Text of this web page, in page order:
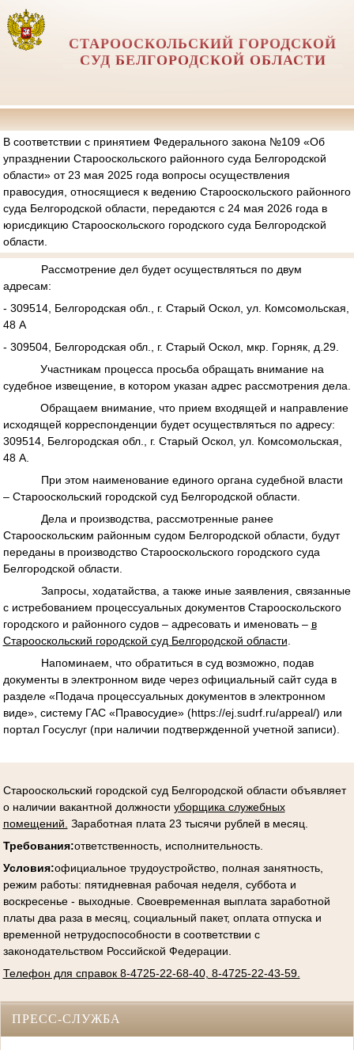
СТАРООСКОЛЬСКИЙ ГОРОДСКОЙ
СУД БЕЛГОРОДСКОЙ ОБЛАСТИ
В соответствии с принятием Федерального закона №109 «Об
упразднении Старооскольского районного суда Белгородской
области» от 23 мая 2025 года вопросы осуществления
правосудия, относящиеся к ведению Старооскольского районного
суда Белгородской области, передаются с 24 мая 2026 года в
юрисдикцию Старооскольского городского суда Белгородской
области.
Рассмотрение дел будет осуществляться по двум
адресам:
- 309514, Белгородская обл., г. Старый Оскол, ул. Комсомольская,
48 А
- 309504, Белгородская обл., г. Старый Оскол, мкр. Горняк, д.29.
Участникам процесса просьба обращать внимание на
судебное извещение, в котором указан адрес рассмотрения дела.
Обращаем внимание, что прием входящей и направление
исходящей корреспонденции будет осуществляться по адресу:
309514, Белгородская обл., г. Старый Оскол, ул. Комсомольская,
48 А.
При этом наименование единого органа судебной власти
– Старооскольский городской суд Белгородской области.
Дела и производства, рассмотренные ранее
Старооскольским районным судом Белгородской области, будут
переданы в производство Старооскольского городского суда
Белгородской области.
Запросы, ходатайства, а также иные заявления, связанные
с истребованием процессуальных документов Старооскольского
городского и районного судов – адресовать и именовать – в
Старооскольский городской суд Белгородской области
Напоминаем, что обратиться в суд возможно, подав
документы в электронном виде через официальный сайт суда в
разделе «Подача процессуальных документов в электронном
виде», систему ГАС «Правосудие» (https://ej.sudrf.ru/appeal/) или
портал Госуслуг (при наличии подтвержденной учетной записи).
Старооскольский городской суд Белгородской области объявляет
о наличии вакантной должности уборщика служебных
помещений. Заработная плата 23 тысячи рублей в месяц.
Требования:ответственность, исполнительность.
Условия:официальное трудоустройство, полная занятность,
режим работы: пятидневная рабочая неделя, суббота и
воскресенье - выходные. Своевременная выплата заработной
платы два раза в месяц, социальный пакет, оплата отпуска и
временной нетрудоспособности в соответствии с
законодательством Российской Федерации.
Телефон для справок 8-4725-22-68-40, 8-4725-22-43-59.
ПРЕСС-СЛУЖБА